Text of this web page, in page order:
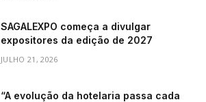
SAGALEXPO começa a divulgar
expositores da edição de 2027
JULHO 21, 2026
“A evolução da hotelaria passa cada